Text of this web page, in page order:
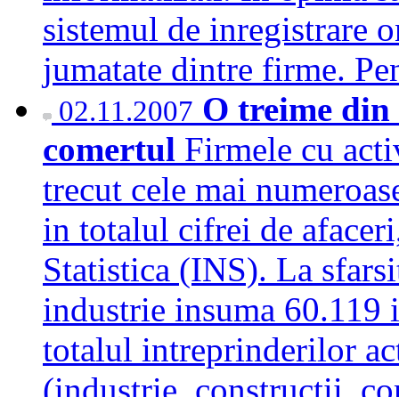
sistemul de inregistrare
jumatate dintre firme.
02.11.2007 O treime
comertul Firmele cu
trecut cele mai
in totalul cifrei de
Statistica (INS). La
industrie insuma
totalul intreprinderilor